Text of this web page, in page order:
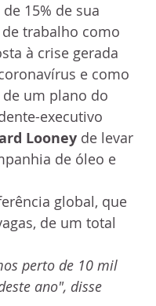
de 15% de sua
trabalho como
à crise gerada
e como
um plano do
executivo
Looney de levar
de óleo e
de um total
perto de 10 mil
ano", disse